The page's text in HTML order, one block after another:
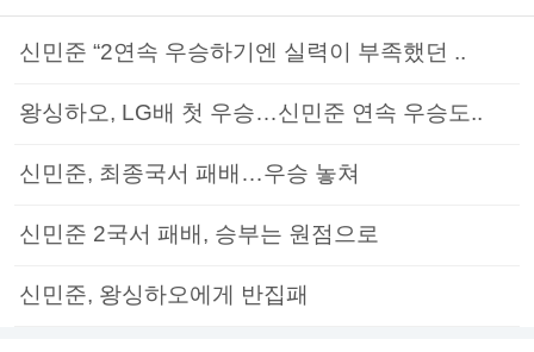
신민준 “2연속 우승하기엔 실력이 부족했던 ..
왕싱하오, LG배 첫 우승…신민준 연속 우승도..
신민준, 최종국서 패배…우승 놓쳐
신민준 2국서 패배, 승부는 원점으로
신민준, 왕싱하오에게 반집패